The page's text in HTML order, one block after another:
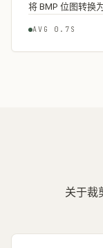
将 BMP 位图转换
AVG 0.7S
关于裁